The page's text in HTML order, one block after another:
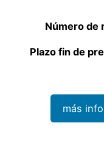
Número de
Plazo fin de
más